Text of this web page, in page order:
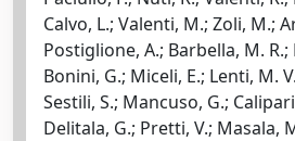
Calvo, L.; Valenti, M.; Zoli, M.;
Postiglione, A.; Barbella, M.
Bonini, G.; Miceli, E.; Lenti, M.
Sestili, S.; Mancuso, G.;
Delitala, G.; Pretti, V.; Masala,